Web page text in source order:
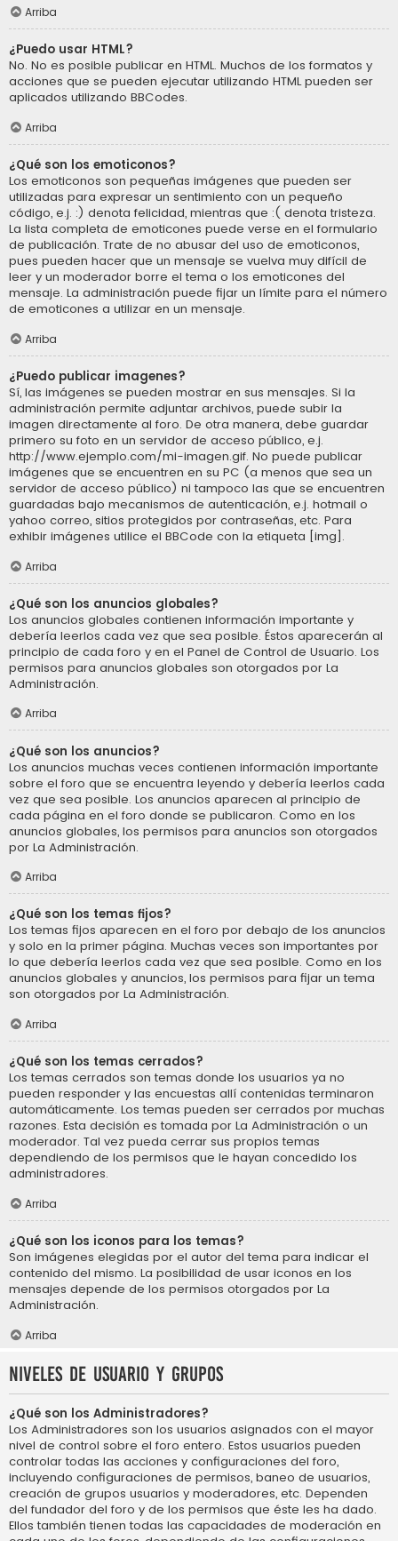
Arriba
¿Puedo usar HTML?
No. No es posible publicar en HTML. Muchos de los formatos y
acciones que se pueden ejecutar utilizando HTML pueden ser
aplicados utilizando BBCodes.
Arriba
¿Qué son los emoticonos?
Los emoticonos son pequeñas imágenes que pueden ser
utilizadas para expresar un sentimiento con un pequeño
código, e.j. :) denota felicidad, mientras que :( denota tristeza.
La lista completa de emoticones puede verse en el formulario
de publicación. Trate de no abusar del uso de emoticonos,
pues pueden hacer que un mensaje se vuelva muy difícil de
leer y un moderador borre el tema o los emoticones del
mensaje. La administración puede fijar un límite para el número
de emoticones a utilizar en un mensaje.
Arriba
¿Puedo publicar imagenes?
Sí, las imágenes se pueden mostrar en sus mensajes. Si la
administración permite adjuntar archivos, puede subir la
imagen directamente al foro. De otra manera, debe guardar
primero su foto en un servidor de acceso público, e.j.
http://www.ejemplo.com/mi-imagen.gif. No puede publicar
imágenes que se encuentren en su PC (a menos que sea un
servidor de acceso público) ni tampoco las que se encuentren
guardadas bajo mecanismos de autenticación, e.j. hotmail o
yahoo correo, sitios protegidos por contraseñas, etc. Para
exhibir imágenes utilice el BBCode con la etiqueta [img].
Arriba
¿Qué son los anuncios globales?
Los anuncios globales contienen información importante y
debería leerlos cada vez que sea posible. Éstos aparecerán al
principio de cada foro y en el Panel de Control de Usuario. Los
permisos para anuncios globales son otorgados por La
Administración.
Arriba
¿Qué son los anuncios?
Los anuncios muchas veces contienen información importante
sobre el foro que se encuentra leyendo y debería leerlos cada
vez que sea posible. Los anuncios aparecen al principio de
cada página en el foro donde se publicaron. Como en los
anuncios globales, los permisos para anuncios son otorgados
por La Administración.
Arriba
¿Qué son los temas fijos?
Los temas fijos aparecen en el foro por debajo de los anuncios
y solo en la primer página. Muchas veces son importantes por
lo que debería leerlos cada vez que sea posible. Como en los
anuncios globales y anuncios, los permisos para fijar un tema
son otorgados por La Administración.
Arriba
¿Qué son los temas cerrados?
Los temas cerrados son temas donde los usuarios ya no
pueden responder y las encuestas allí contenidas terminaron
automáticamente. Los temas pueden ser cerrados por muchas
razones. Esta decisión es tomada por La Administración o un
moderador. Tal vez pueda cerrar sus propios temas
dependiendo de los permisos que le hayan concedido los
administradores.
Arriba
¿Qué son los iconos para los temas?
Son imágenes elegidas por el autor del tema para indicar el
contenido del mismo. La posibilidad de usar iconos en los
mensajes depende de los permisos otorgados por La
Administración.
Arriba
Niveles de usuario y grupos
¿Qué son los Administradores?
Los Administradores son los usuarios asignados con el mayor
nivel de control sobre el foro entero. Estos usuarios pueden
controlar todas las acciones y configuraciones del foro,
incluyendo configuraciones de permisos, baneo de usuarios,
creación de grupos usuarios y moderadores, etc. Dependen
del fundador del foro y de los permisos que éste les ha dado.
Ellos también tienen todas las capacidades de moderación en